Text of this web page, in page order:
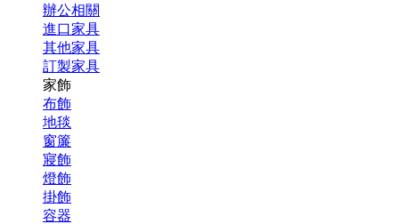
辦公相關
進口家具
其他家具
訂製家具
家飾
布飾
地毯
窗簾
寢飾
燈飾
掛飾
容器